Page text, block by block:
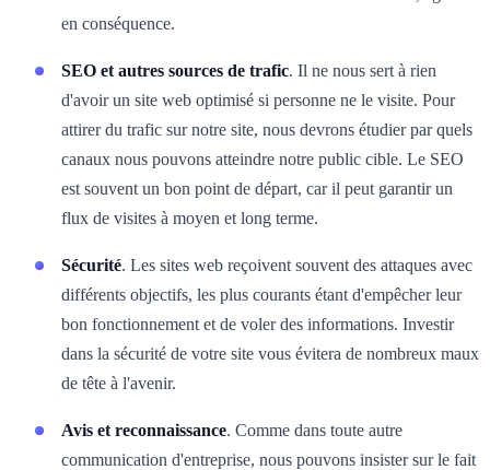
en conséquence.
SEO et autres sources de trafic. Il ne nous sert à rien
d'avoir un site web optimisé si personne ne le visite. Pour
attirer du trafic sur notre site, nous devrons étudier par quels
canaux nous pouvons atteindre notre public cible. Le SEO
est souvent un bon point de départ, car il peut garantir un
flux de visites à moyen et long terme.
Sécurité. Les sites web reçoivent souvent des attaques avec
différents objectifs, les plus courants étant d'empêcher leur
bon fonctionnement et de voler des informations. Investir
dans la sécurité de votre site vous évitera de nombreux maux
de tête à l'avenir.
Avis et reconnaissance. Comme dans toute autre
communication d'entreprise, nous pouvons insister sur le fait